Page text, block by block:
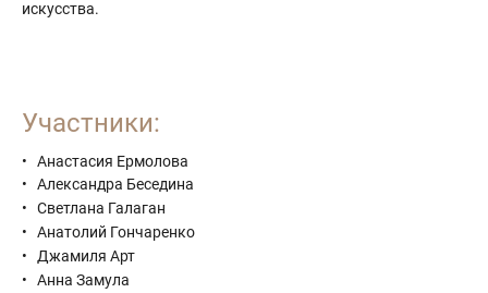
искусства.
Участники:
Анастасия Ермолова
Александра Беседина
Светлана Галаган
Анатолий Гончаренко
Джамиля Арт
Анна Замула